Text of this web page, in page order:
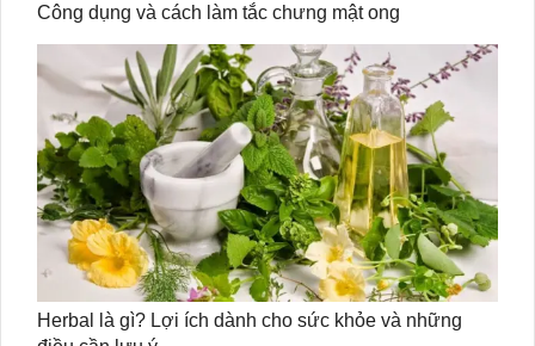
Công dụng và cách làm tắc chưng mật ong
Herbal là gì? Lợi ích dành cho sức khỏe và những